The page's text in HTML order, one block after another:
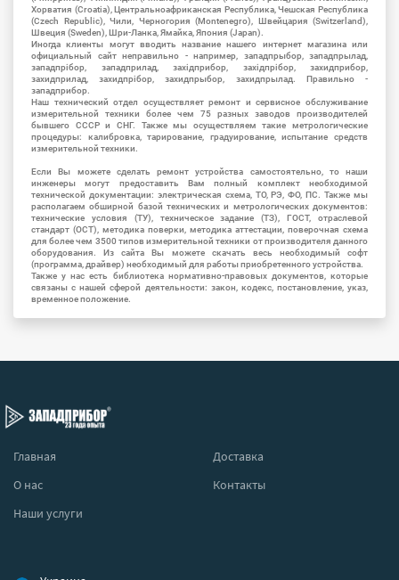
Хорватия (Croatia), Центральноафриканская Республика, Чешская Республика
(Czech Republic), Чили, Черногория (Montenegro), Швейцария (Switzerland),
Швеция (Sweden), Шри-Ланка, Ямайка, Япония (Japan).
Иногда клиенты могут вводить название нашего интернет магазина или
официальный сайт неправильно - например, западпрыбор, западпрылад,
западпрібор, западприлад, західприбор, західпрібор, захидприбор,
захидприлад, захидпрібор, захидпрыбор, захидпрылад. Правильно -
западприбор.
Наш технический отдел осуществляет ремонт и сервисное обслуживание
измерительной техники более чем 75 разных заводов производителей
бывшего СССР и СНГ. Также мы осуществляем такие метрологические
процедуры: калибровка, тарирование, градуирование, испытание средств
измерительной техники.
Если Вы можете сделать ремонт устройства самостоятельно, то наши
инженеры могут предоставить Вам полный комплект необходимой
технической документации: электрическая схема, ТО, РЭ, ФО, ПС. Также мы
располагаем обширной базой технических и метрологических документов:
технические условия (ТУ), техническое задание (ТЗ), ГОСТ, отраслевой
стандарт (ОСТ), методика поверки, методика аттестации, поверочная схема
для более чем 3500 типов измерительной техники от производителя данного
оборудования. Из сайта Вы можете скачать весь необходимый софт
(программа, драйвер) необходимый для работы приобретенного устройства.
Также у нас есть библиотека нормативно-правовых документов, которые
связаны с нашей сферой деятельности: закон, кодекс, постановление, указ,
временное положение.
Главная
Доставка
О нас
Контакты
Наши услуги